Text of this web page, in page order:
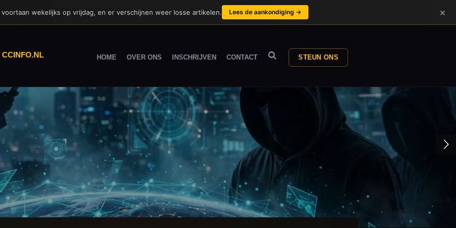
CCINFO.NL HOME OVER ONS INSCHRIJVEN CONTACT STEUN ONS
wekelijks op vrijdag, en er verschijnen weer losse artikelen. Lees de aankondiging → ×